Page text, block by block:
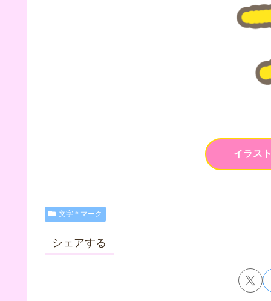
イラス
文字＊マーク
シェアする